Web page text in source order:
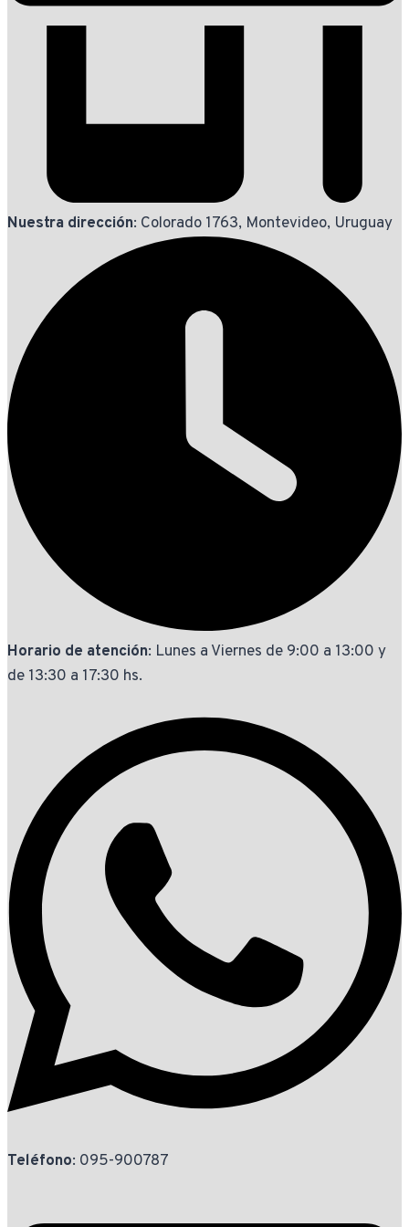
Nuestra dirección: Colorado 1763, Montevideo, Uruguay
Horario de atención: Lunes a Viernes de 9:00 a 13:00 y
de 13:30 a 17:30 hs.
Teléfono: 095-900787